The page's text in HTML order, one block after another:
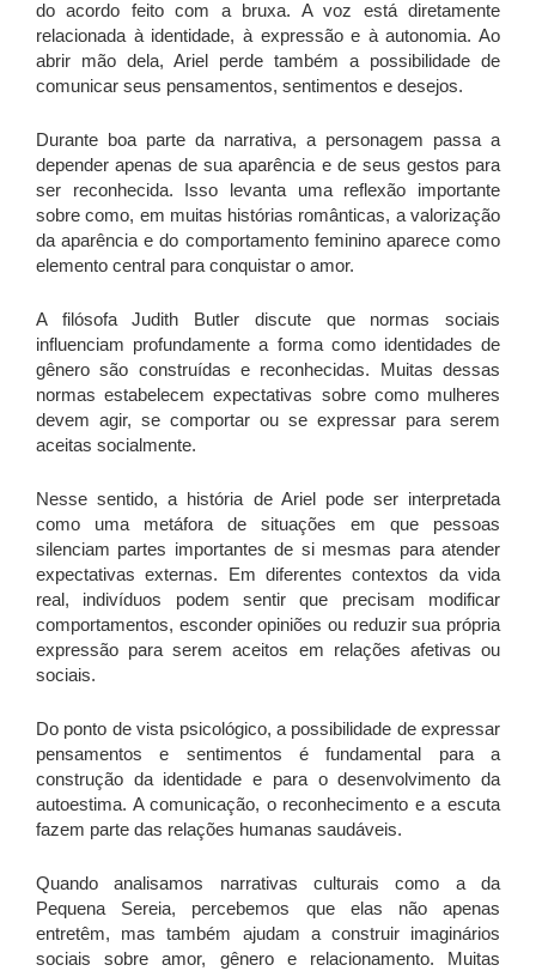
do acordo feito com a bruxa. A voz está diretamente
relacionada à identidade, à expressão e à autonomia. Ao
abrir mão dela, Ariel perde também a possibilidade de
comunicar seus pensamentos, sentimentos e desejos.
Durante boa parte da narrativa, a personagem passa a
depender apenas de sua aparência e de seus gestos para
ser reconhecida. Isso levanta uma reflexão importante
sobre como, em muitas histórias românticas, a valorização
da aparência e do comportamento feminino aparece como
elemento central para conquistar o amor.
A filósofa Judith Butler discute que normas sociais
influenciam profundamente a forma como identidades de
gênero são construídas e reconhecidas. Muitas dessas
normas estabelecem expectativas sobre como mulheres
devem agir, se comportar ou se expressar para serem
aceitas socialmente.
Nesse sentido, a história de Ariel pode ser interpretada
como uma metáfora de situações em que pessoas
silenciam partes importantes de si mesmas para atender
expectativas externas. Em diferentes contextos da vida
real, indivíduos podem sentir que precisam modificar
comportamentos, esconder opiniões ou reduzir sua própria
expressão para serem aceitos em relações afetivas ou
sociais.
Do ponto de vista psicológico, a possibilidade de expressar
pensamentos e sentimentos é fundamental para a
construção da identidade e para o desenvolvimento da
autoestima. A comunicação, o reconhecimento e a escuta
fazem parte das relações humanas saudáveis.
Quando analisamos narrativas culturais como a da
Pequena Sereia, percebemos que elas não apenas
entretêm, mas também ajudam a construir imaginários
sociais sobre amor, gênero e relacionamento. Muitas